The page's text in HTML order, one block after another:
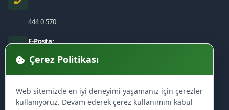
444 0 570
E-Posta:
sarayonu@sarayonu.bel.tr
Çerez Politikası
Web sitemizde en iyi deneyimi yaşamanız için çerezler
kullanıyoruz. Devam ederek çerez kullanımını kabul